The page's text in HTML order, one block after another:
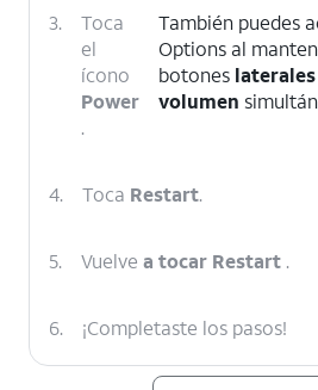
3.
Toca
el
ícono
Power
.
También puedes
Options al
botones laterales
volumen
4. Toca Restart.
5. Vuelve a tocar Restart .
6. ¡Completaste los pasos!